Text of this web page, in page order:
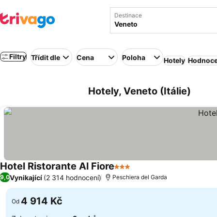
Destinace
Filtry Třídit dle Cena Poloha Hotely
Hotely, Veneto (Itálie)
Hotel Ristorante Al Fiore3 Počet hvězdiček
9,0Vynikající (2 314 hodnocení) Peschiera del Garda
Od 4 914 Kč